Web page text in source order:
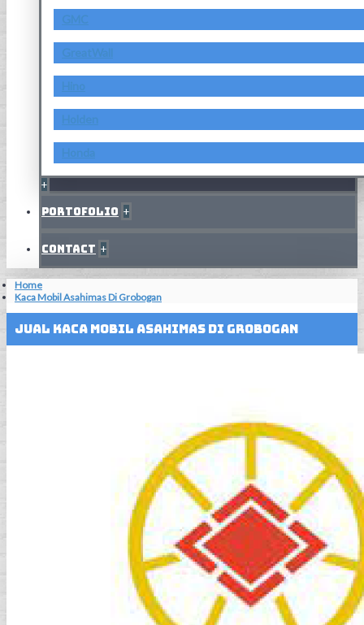
GMC
GreatWall
Hino
Holden
Honda
+
Portofolio +
Contact +
Home
Kaca Mobil Asahimas Di Grobogan
Jual Kaca Mobil Asahimas Di Grobogan